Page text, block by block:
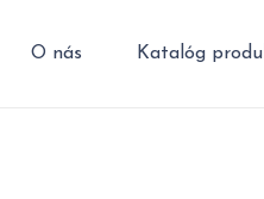
O nás Katalóg